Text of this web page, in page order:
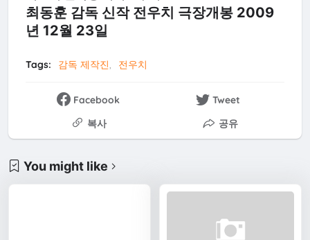
최동훈 감독 신작 전우치 극장개봉 2009
년 12월 23일
Tags: 감독 제작진 전우치
Facebook
Tweet
복사
공유
You might like